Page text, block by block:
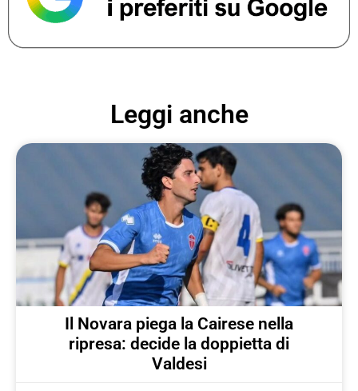
Leggi anche
Il Novara piega la Cairese nella
ripresa: decide la doppietta di
Valdesi